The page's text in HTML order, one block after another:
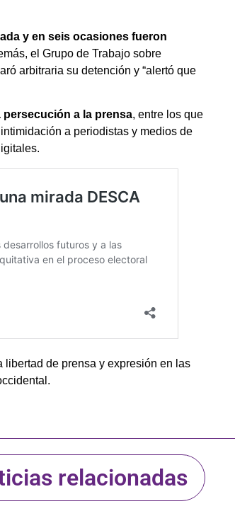
y en seis ocasiones fueron
el Grupo de Trabajo sobre
arbitraria su detención y “alertó que
a la prensa, entre los que
a periodistas y medios de
libertad de prensa y expresión en las
relacionadas